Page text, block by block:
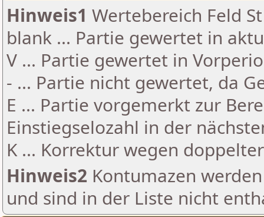
Hinweis1 Wertebereich Feld
blank ... Partie gewertet in
V ... Partie gewertet in
- ... Partie nicht gewertet, da
E ... Partie vorgemerkt zur
Einstiegselozahl in der
K ... Korrektur wegen
Hinweis2 Kontumazen
und sind in der Liste nicht